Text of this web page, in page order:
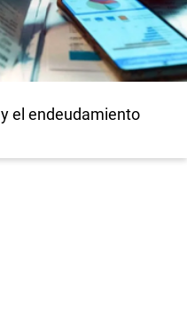
el endeudamiento